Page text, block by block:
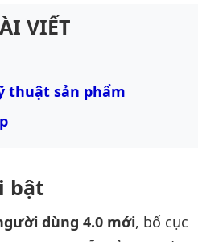
phẩm
VIẾT
thuật sản phẩm
bật
dùng 4.0 mới, bố cục